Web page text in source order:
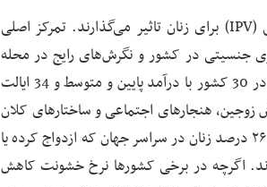
این مقاله به بررسی عواملی می‌پردازد که بر خطر تجربه خشونت از سوی شریک زندگی (IPV) برای زنان تاثیر می‌گذارند. تمرکز اصلی
جنسیتی در کشور و نگرش‌های رایج در محله
نسبت به توجیه‌پذیر بودن خشونت. مطالعه با استفاده از داده‌های بیش از 148 هزار زوج در 30 کشور با درآمد پایین و متوسط و 34 ایالت
هنجارهای اجتماعی و ساختارهای کلان
کشورها در کنار هم می‌توانند بر احتمال تجربه خشونت از سوی زنان تاثیر بگذارند. حدود ۲۶ درصد زنان در سراسر جهان که ازدواج کرده یا
اگرچه در برخی کشورها نرخ خشونت کاهش